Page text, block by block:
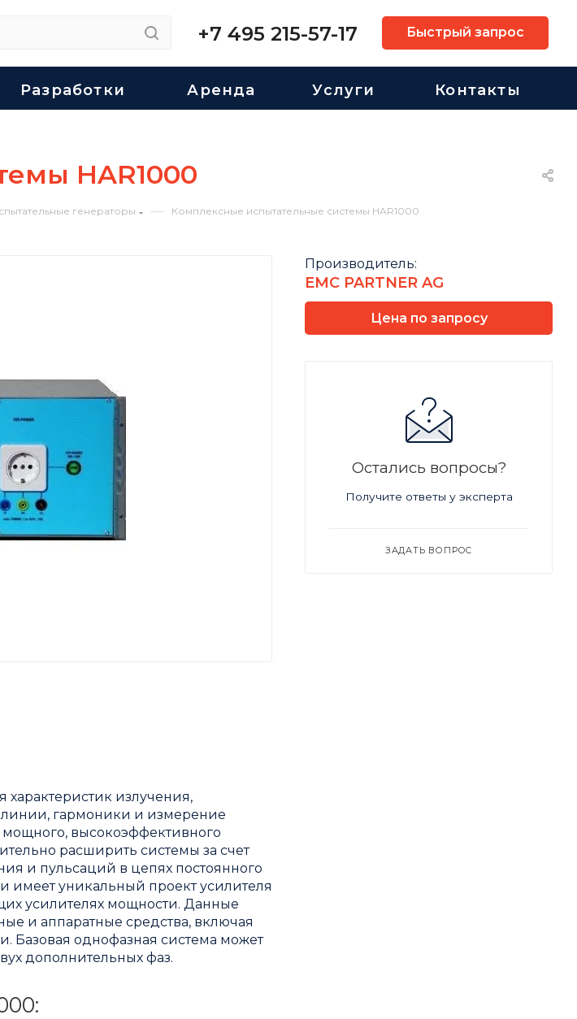
+7 495 215-57-17 Быстрый запрос
Разработки Аренда Услуги Контакты
HAR1000
генераторы — Комплексные испытательные системы HAR1000
излучения,
гармоники и измерение
высокоэффективного
расширить системы за счет
и пульсаций в цепях постоянного
имеет уникальный проект усилителя
усилителях мощности. Данные
и аппаратные средства, включая
однофазная система может
дополнительных фаз.
Производитель:
EMC PARTNER AG
Цена по запросу
Остались вопросы?
Получите ответы у эксперта
ЗАДАТЬ ВОПРОС